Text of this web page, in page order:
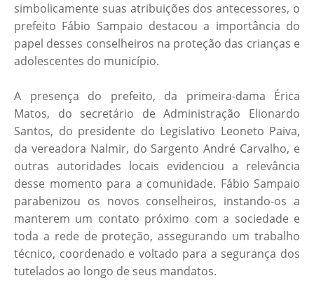
simbolicamente suas atribuições dos antecessores, o
prefeito Fábio Sampaio destacou a importância do
papel desses conselheiros na proteção das crianças e
adolescentes do município.
A presença do prefeito, da primeira-dama Érica
Matos, do secretário de Administração Elionardo
Santos, do presidente do Legislativo Leoneto Paiva,
da vereadora Nalmir, do Sargento André Carvalho, e
outras autoridades locais evidenciou a relevância
desse momento para a comunidade. Fábio Sampaio
parabenizou os novos conselheiros, instando-os a
manterem um contato próximo com a sociedade e
toda a rede de proteção, assegurando um trabalho
técnico, coordenado e voltado para a segurança dos
tutelados ao longo de seus mandatos.